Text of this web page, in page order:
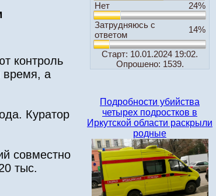
контроль
время, а
Куратор
совместно
тыс.
Нет
24%
Затрудняюсь с
ответом
14%
Старт: 10.01.2024 19:02.
Опрошено: 1539.
Подробности убийства
четырех подростков в
Иркутской области раскрыли
родные